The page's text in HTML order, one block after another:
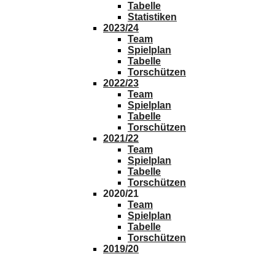
Tabelle
Statistiken
2023/24
Team
Spielplan
Tabelle
Torschützen
2022/23
Team
Spielplan
Tabelle
Torschützen
2021/22
Team
Spielplan
Tabelle
Torschützen
2020/21
Team
Spielplan
Tabelle
Torschützen
2019/20